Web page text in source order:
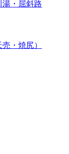
・屈斜路
・焼尻）